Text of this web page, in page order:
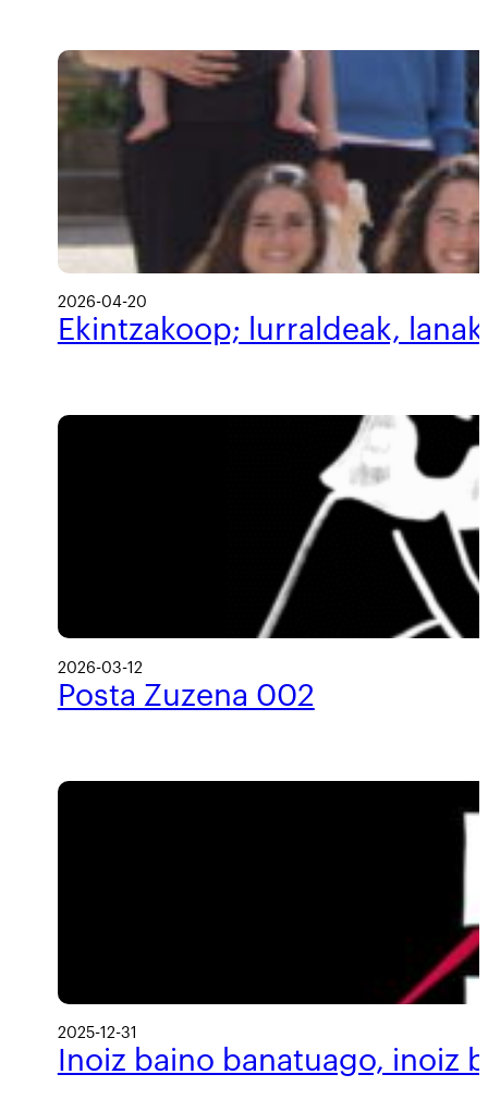
2026-04-20
Ekintzakoop; lurraldeak,
2026-03-12
Posta Zuzena 002
2025-12-31
Inoiz baino banatuago, inoiz